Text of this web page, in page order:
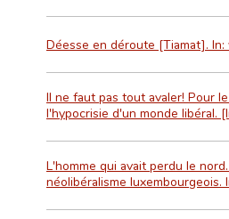
Déesse en déroute [Tiamat].
Il ne faut pas tout avaler! Pour
l'hypocrisie d'un monde libéral.
L'homme qui avait perdu le
néolibéralisme luxembourgeois.